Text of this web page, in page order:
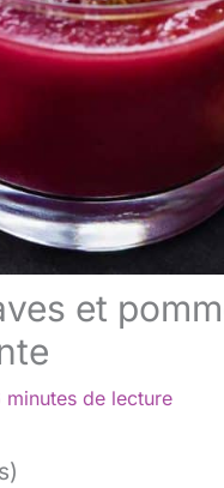
et
minutes de lecture